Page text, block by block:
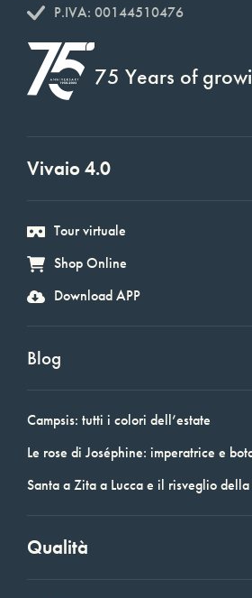
P.IVA: 00144510476
75 Years of
Vivaio 4.0
Tour virtuale
Shop Online
Download APP
Blog
Campsis: tutti i colori dell’estate
Le rose di Joséphine: imperatrice e
Santa a Zita a Lucca e il risveglio
Qualità